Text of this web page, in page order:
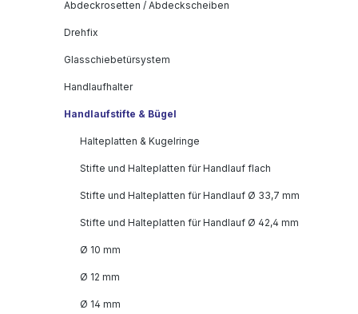
Abdeckrosetten / Abdeckscheiben
Drehfix
Glasschiebetürsystem
Handlaufhalter
Handlaufstifte & Bügel
Halteplatten & Kugelringe
Stifte und Halteplatten für Handlauf flach
Stifte und Halteplatten für Handlauf Ø 33,7 mm
Stifte und Halteplatten für Handlauf Ø 42,4 mm
Ø 10 mm
Ø 12 mm
Ø 14 mm